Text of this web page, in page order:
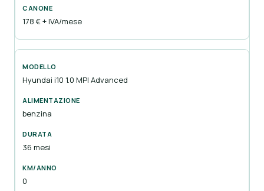
178 € + IVA/mese
Hyundai i10 1.0 MPI Advanced
benzina
36 mesi
0